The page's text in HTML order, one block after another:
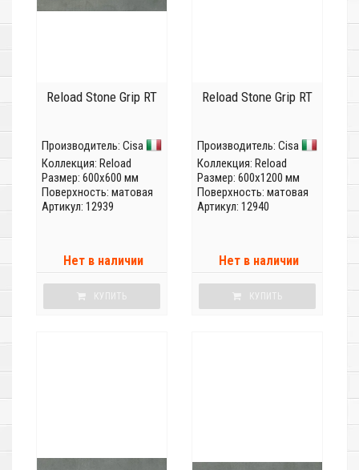
Reload Stone Grip RT
Производитель: Cisa
Коллекция: Reload
Размер: 600x600 мм
Поверхность: матовая
Артикул: 12939
Нет в наличии
КУПИТЬ
Reload Stone Grip RT
Производитель: Cisa
Коллекция: Reload
Размер: 600x1200 мм
Поверхность: матовая
Артикул: 12940
Нет в наличии
КУПИТЬ